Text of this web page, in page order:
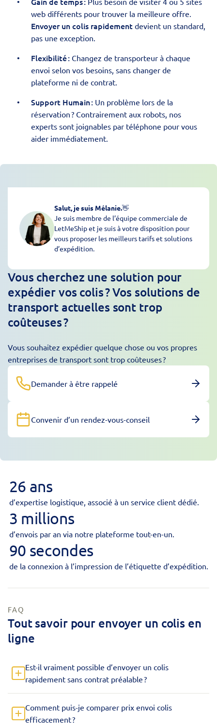
web différents pour trouver la meilleure offre.
Envoyer un colis rapidement devient un standard,
pas une exception.
Flexibilité : Changez de transporteur à chaque
envoi selon vos besoins, sans changer de
plateforme ni de contrat.
Support Humain : Un problème lors de la
réservation ? Contrairement aux robots, nos
experts sont joignables par téléphone pour vous
aider immédiatement.
Salut, je suis Mélanie.👋
Je suis membre de l’équipe commerciale de
LetMeShip et je suis à votre disposition pour
vous proposer les meilleurs tarifs et solutions
d’expédition.
Vous cherchez une solution pour
expédier vos colis ? Vos solutions de
transport actuelles sont trop
coûteuses ?
Vous souhaitez expédier quelque chose ou vos propres
entreprises de transport sont trop coûteuses ?
Demander à être rappelé
Convenir d’un rendez-vous-conseil
26 ans
d’expertise logistique, associé à un service client dédié.
3 millions
d’envois par an via notre plateforme tout-en-un.
90 secondes
de la connexion à l’impression de l’étiquette d’expédition.
FAQ
Tout savoir pour envoyer un colis en
ligne
Est-il vraiment possible d’envoyer un colis
rapidement sans contrat préalable ?
Comment puis-je comparer prix envoi colis
efficacement ?